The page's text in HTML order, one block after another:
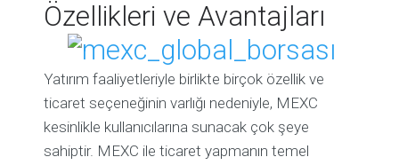
Özellikleri ve Avantajları
Yatırım faaliyetleriyle birlikte birçok özellik ve
ticaret seçeneğinin varlığı nedeniyle, MEXC
kesinlikle kullanıcılarına sunacak çok şeye
sahiptir. MEXC ile ticaret yapmanın temel